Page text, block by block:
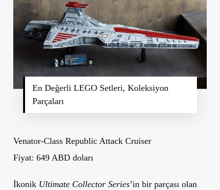
En Değerli LEGO Setleri, Koleksiyon
Parçaları
Venator-Class Republic Attack Cruiser
Fiyat: 649 ABD doları
İkonik Ultimate Collector Series’in bir parçası olan